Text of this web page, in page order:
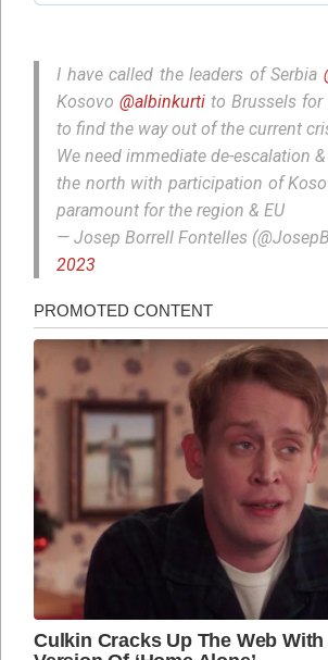
I have called the leaders of Serbia
Kosovo @albinkurti to Brussels for
to find the way out of the current
We need immediate de-escalation
the north with participation of
paramount for the region & EU
— Josep Borrell Fontelles
2023